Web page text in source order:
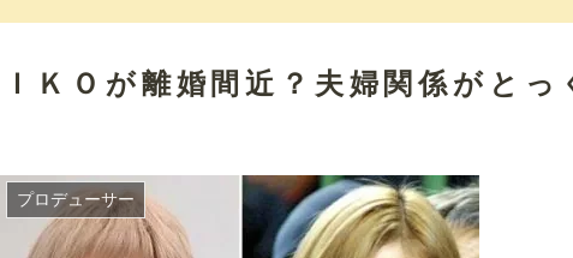
ＫＯが離婚間近？夫婦関係がとっ
プロデューサー